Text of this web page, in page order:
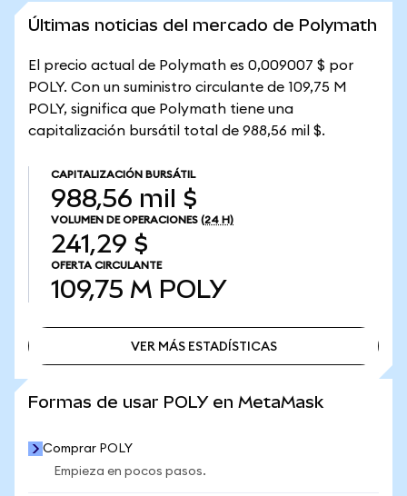
Últimas noticias del mercado de Polymath
El precio actual de Polymath es 0,009007 $ por
POLY. Con un suministro circulante de 109,75 M
POLY, significa que Polymath tiene una
capitalización bursátil total de 988,56 mil $.
CAPITALIZACIÓN BURSÁTIL
988,56 mil $
VOLUMEN DE OPERACIONES (24 H)
241,29 $
OFERTA CIRCULANTE
109,75 M POLY
VER MÁS ESTADÍSTICAS
Formas de usar POLY en MetaMask
Comprar POLY
Empieza en pocos pasos.